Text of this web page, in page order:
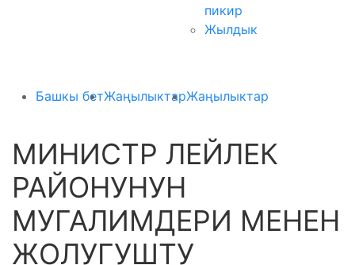
пикир
Жылдык
Башкы бетЖаңылыктарЖаңылыктар
МИНИСТР ЛЕЙЛЕК
РАЙОНУНУН
МУГАЛИМДЕРИ МЕНЕН
ЖОЛУГУШТУ